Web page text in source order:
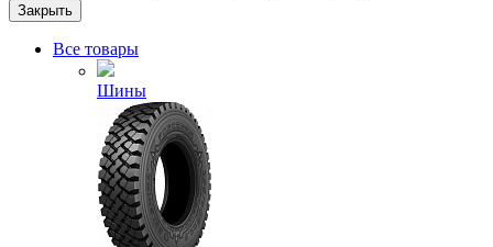
Закрыть
Все товары
Шины